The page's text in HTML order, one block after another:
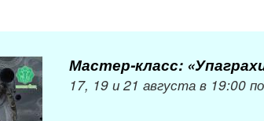
Мастер-класс:
17, 19 и 21 августа в 19:00